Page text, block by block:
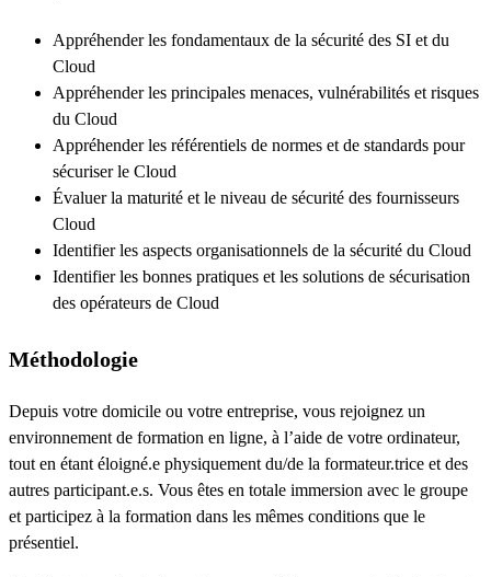
Appréhender les fondamentaux de la sécurité des SI et du
Cloud
Appréhender les principales menaces, vulnérabilités et risques
du Cloud
Appréhender les référentiels de normes et de standards pour
sécuriser le Cloud
Évaluer la maturité et le niveau de sécurité des fournisseurs
Cloud
Identifier les aspects organisationnels de la sécurité du Cloud
Identifier les bonnes pratiques et les solutions de sécurisation
des opérateurs de Cloud
Méthodologie
Depuis votre domicile ou votre entreprise, vous rejoignez un
environnement de formation en ligne, à l’aide de votre ordinateur,
tout en étant éloigné.e physiquement du/de la formateur.trice et des
autres participant.e.s. Vous êtes en totale immersion avec le groupe
et participez à la formation dans les mêmes conditions que le
présentiel.